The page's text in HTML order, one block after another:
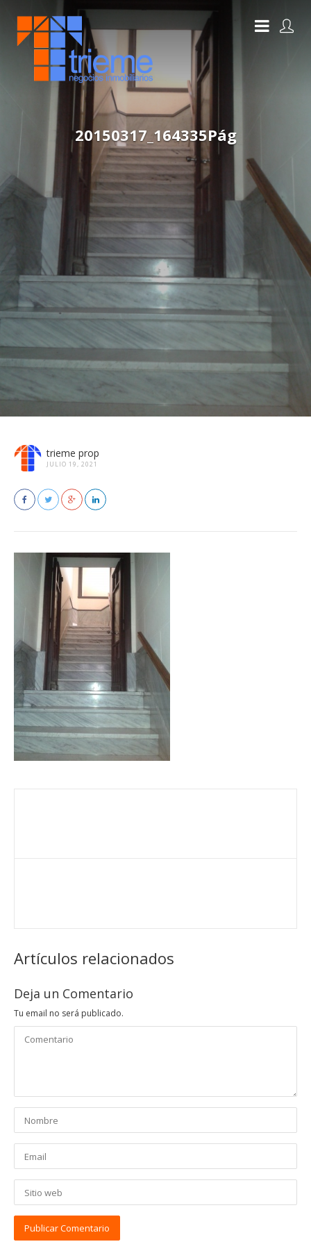
20150317_164335Pág
trieme prop
JULIO 19, 2021
Artículos relacionados
Deja un Comentario
Tu email no será publicado.